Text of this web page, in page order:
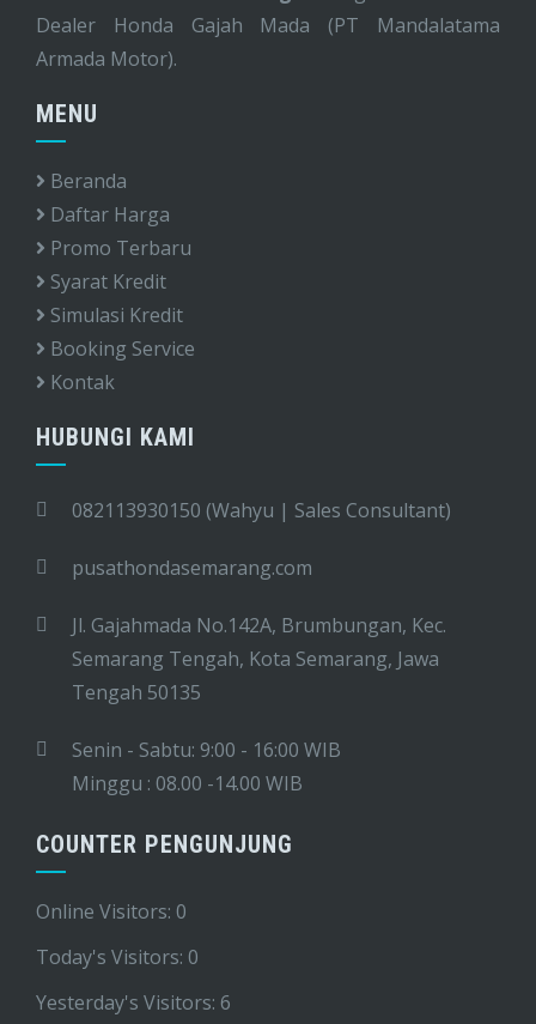
Dealer Honda Gajah Mada (PT Mandalatama
Armada Motor).
MENU
Beranda
Daftar Harga
Promo Terbaru
Syarat Kredit
Simulasi Kredit
Booking Service
Kontak
HUBUNGI KAMI
082113930150 (Wahyu | Sales Consultant)
pusathondasemarang.com
Jl. Gajahmada No.142A, Brumbungan, Kec.
Semarang Tengah, Kota Semarang, Jawa
Tengah 50135
Senin - Sabtu: 9:00 - 16:00 WIB
Minggu : 08.00 -14.00 WIB
COUNTER PENGUNJUNG
Online Visitors: 0
Today's Visitors: 0
Yesterday's Visitors: 6